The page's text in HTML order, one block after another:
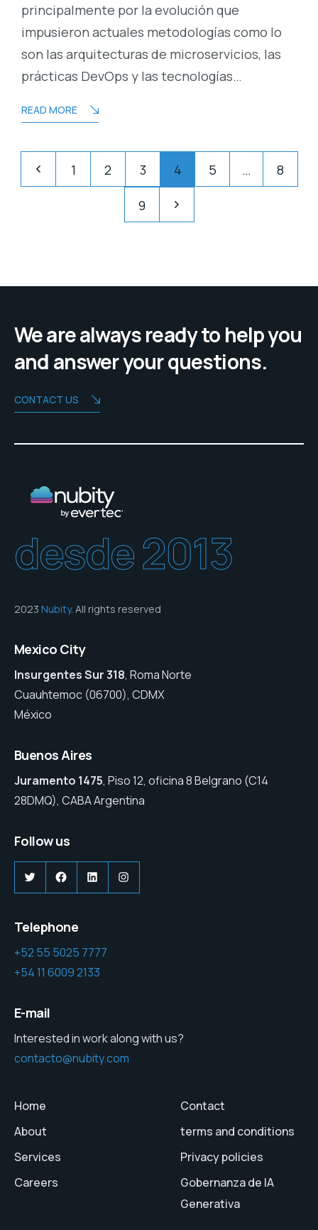
principalmente por la evolución que
impusieron actuales metodologías como lo
son las arquitecturas de microservicios, las
prácticas DevOps y las tecnologías…
READ MORE
Posts
pagination
Pagination
1 2 3 4 5 … 8
9
We are always ready to help you
and answer your questions.
CONTACT US
desde 2013
2023 Nubity. All rights reserved
Mexico City
Insurgentes Sur 318, Roma Norte
Cuauhtemoc (06700), CDMX
México
Buenos Aires
Juramento 1475, Piso 12, oficina 8 Belgrano (C14
28DMQ), CABA Argentina
Follow us
TwitterFacebook
LinkedInInstagram
Telephone
+52 55 5025 7777
+54 11 6009 2133
E-mail
Interested in work along with us?
contacto@nubity.com
Home
About
Services
Careers
Contact
terms and conditions
Privacy policies
Gobernanza de IA
Generativa